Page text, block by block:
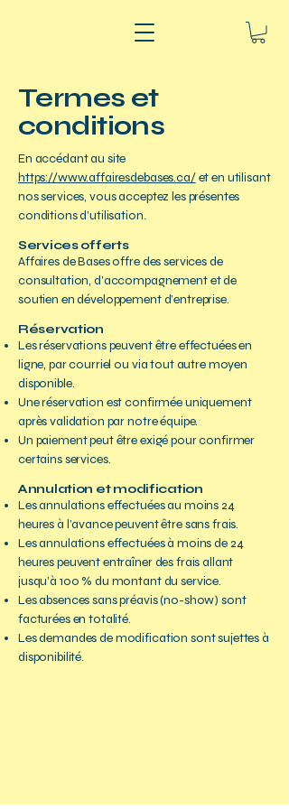
Termes et
conditions
En accédant au site
https://www.affairesdebases.ca/et en utilisant
nos services, vous acceptez les présentes
conditions d’utilisation.
Services offerts
Affaires de Bases offre des services de
consultation, d’accompagnement et de
soutien en développement d’entreprise.
Réservation
Les réservations peuvent être effectuées en
ligne, par courriel ou via tout autre moyen
disponible.
Une réservation est confirmée uniquement
après validation par notre équipe.
Un paiement peut être exigé pour confirmer
certains services.
Annulation et modification
Les annulations effectuées au moins 24
heures à l’avance peuvent être sans frais.
Les annulations effectuées à moins de 24
heures peuvent entraîner des frais allant
jusqu’à 100 % du montant du service.
Les absences sans préavis (no-show) sont
facturées en totalité.
Les demandes de modification sont sujettes à
disponibilité.